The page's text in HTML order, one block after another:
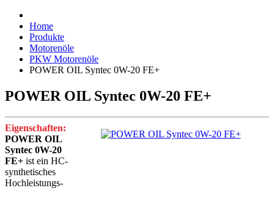
Home
Produkte
Motorenöle
PKW Motorenöle
POWER OIL Syntec 0W-20 FE+
POWER OIL Syntec 0W-20 FE+
Eigenschaften:
POWER OIL
Syntec 0W-20
FE+ ist ein HC-
synthetisches
Hochleistungs-